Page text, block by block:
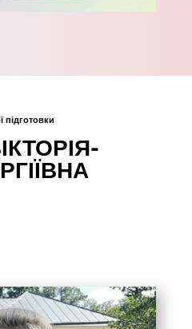
підготовки